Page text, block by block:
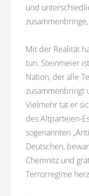
und
Mit der Realität
tun. Steinmeier
Nation, der alle
zusammenbringt
Vielmehr tat er
des Altparteien-
sogenannten
Deutschen,
Chemnitz und
Terrorregime